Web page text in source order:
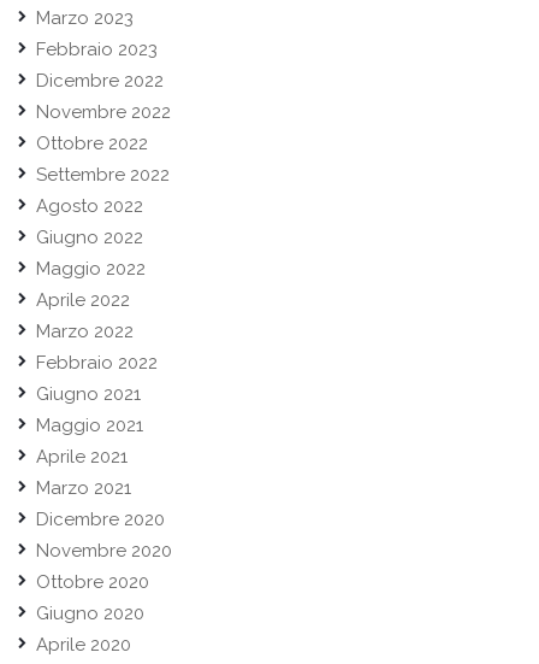
Marzo 2023
Febbraio 2023
Dicembre 2022
Novembre 2022
Ottobre 2022
Settembre 2022
Agosto 2022
Giugno 2022
Maggio 2022
Aprile 2022
Marzo 2022
Febbraio 2022
Giugno 2021
Maggio 2021
Aprile 2021
Marzo 2021
Dicembre 2020
Novembre 2020
Ottobre 2020
Giugno 2020
Aprile 2020